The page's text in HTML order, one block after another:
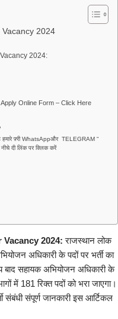
Vacancy 2024
2024:
Online Form – Click Here
हमारे फ़्री WhatsAppऔर TELEGRAM “
दी लिंक पर क्लिक करें
2024: राजस्थान लोक
अधिकारी के पदों पर भर्ती का
बाद सहायक अभियोजन अधिकारी के
में 181 रिक्त पदों को भरा जाएगा।
संबंधी संपूर्ण जानकारी इस आर्टिकल